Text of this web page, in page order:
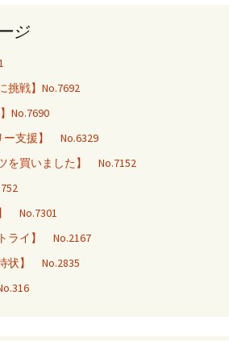
ジ
挑戦】No.7692
No.7690
ー支援】 No.6329
を買いました】 No.7152
No.7301
ライ】 No.2167
状】 No.2835